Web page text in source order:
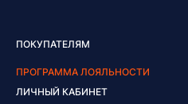
ПОКУПАТЕЛЯМ
ПРОГРАММА ЛОЯЛЬНОСТИ
ЛИЧНЫЙ КАБИНЕТ